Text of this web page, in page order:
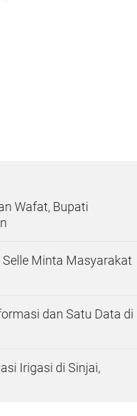
Wafat, Bupati
Minta Masyarakat
dan Satu Data di
Irigasi di Sinjai,